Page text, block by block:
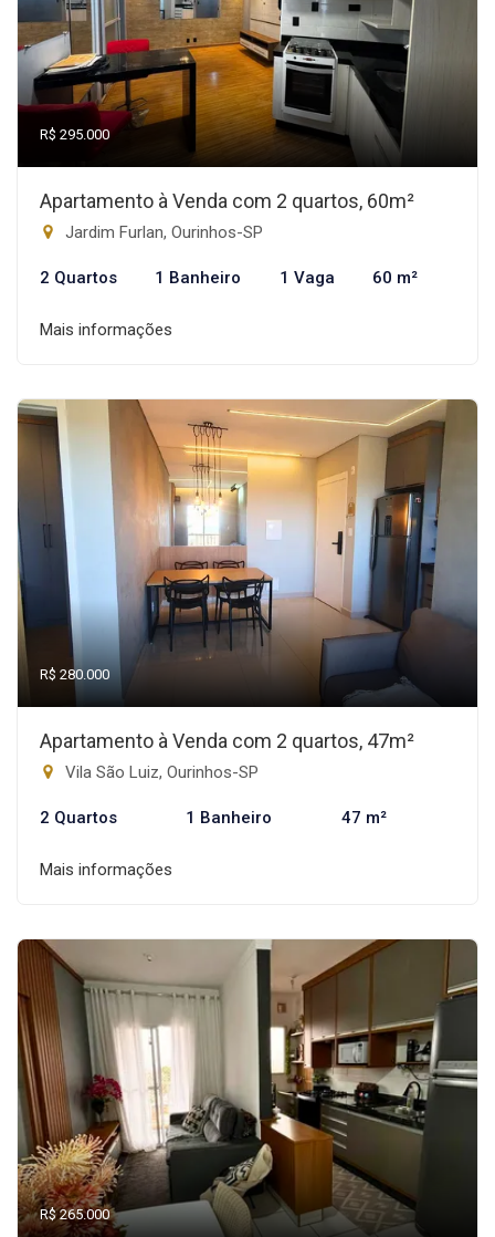
R$ 295.000
Apartamento à Venda com 2 quartos, 60m²
Jardim Furlan, Ourinhos-SP
2 Quartos 1 Banheiro 1 Vaga 60 m²
Mais informações
R$ 280.000
Apartamento à Venda com 2 quartos, 47m²
Vila São Luiz, Ourinhos-SP
2 Quartos 1 Banheiro 47 m²
Mais informações
R$ 265.000